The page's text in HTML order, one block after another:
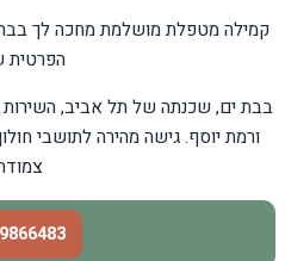
הפרטית
בבת ים, שכנתה של תל אביב, השירות
ורמת יוסף. גישה מהירה לתושבי